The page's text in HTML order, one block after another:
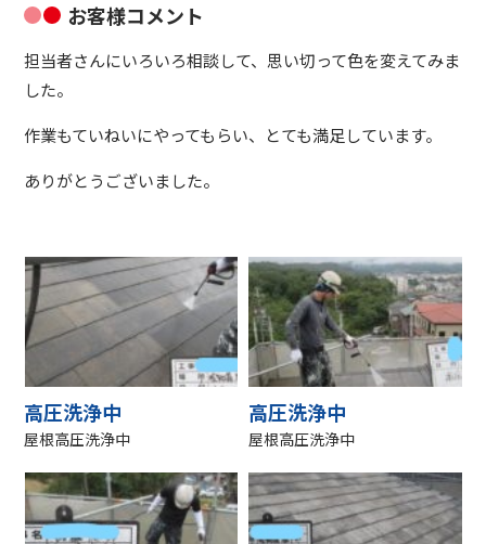
お客様コメント
担当者さんにいろいろ相談して、思い切って色を変えてみま
した。
作業もていねいにやってもらい、とても満足しています。
ありがとうございました。
高圧洗浄中
屋根高圧洗浄中
高圧洗浄中
屋根高圧洗浄中